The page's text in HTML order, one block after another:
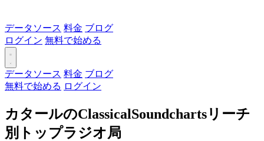
データソース 料金 ブログ
ログイン 無料で始める
データソース 料金 ブログ
無料で始める ログイン
カタールのClassicalSoundchartsリーチ
別トップラジオ局